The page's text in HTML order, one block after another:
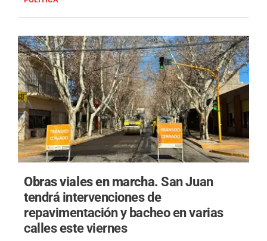
Obras viales en marcha.San Juan
tendrá intervenciones de
repavimentación y bacheo en varias
calles este viernes